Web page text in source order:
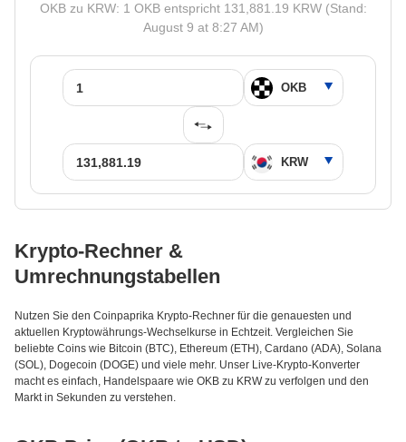
OKB zu KRW: 1 OKB entspricht 131,881.19 KRW (Stand:
August 9 at 8:27 AM)
Krypto-Rechner &
Umrechnungstabellen
Nutzen Sie den Coinpaprika Krypto-Rechner für die genauesten und
aktuellen Kryptowährungs-Wechselkurse in Echtzeit. Vergleichen Sie
beliebte Coins wie Bitcoin (BTC), Ethereum (ETH), Cardano (ADA), Solana
(SOL), Dogecoin (DOGE) und viele mehr. Unser Live-Krypto-Konverter
macht es einfach, Handelspaare wie OKB zu KRW zu verfolgen und den
Markt in Sekunden zu verstehen.